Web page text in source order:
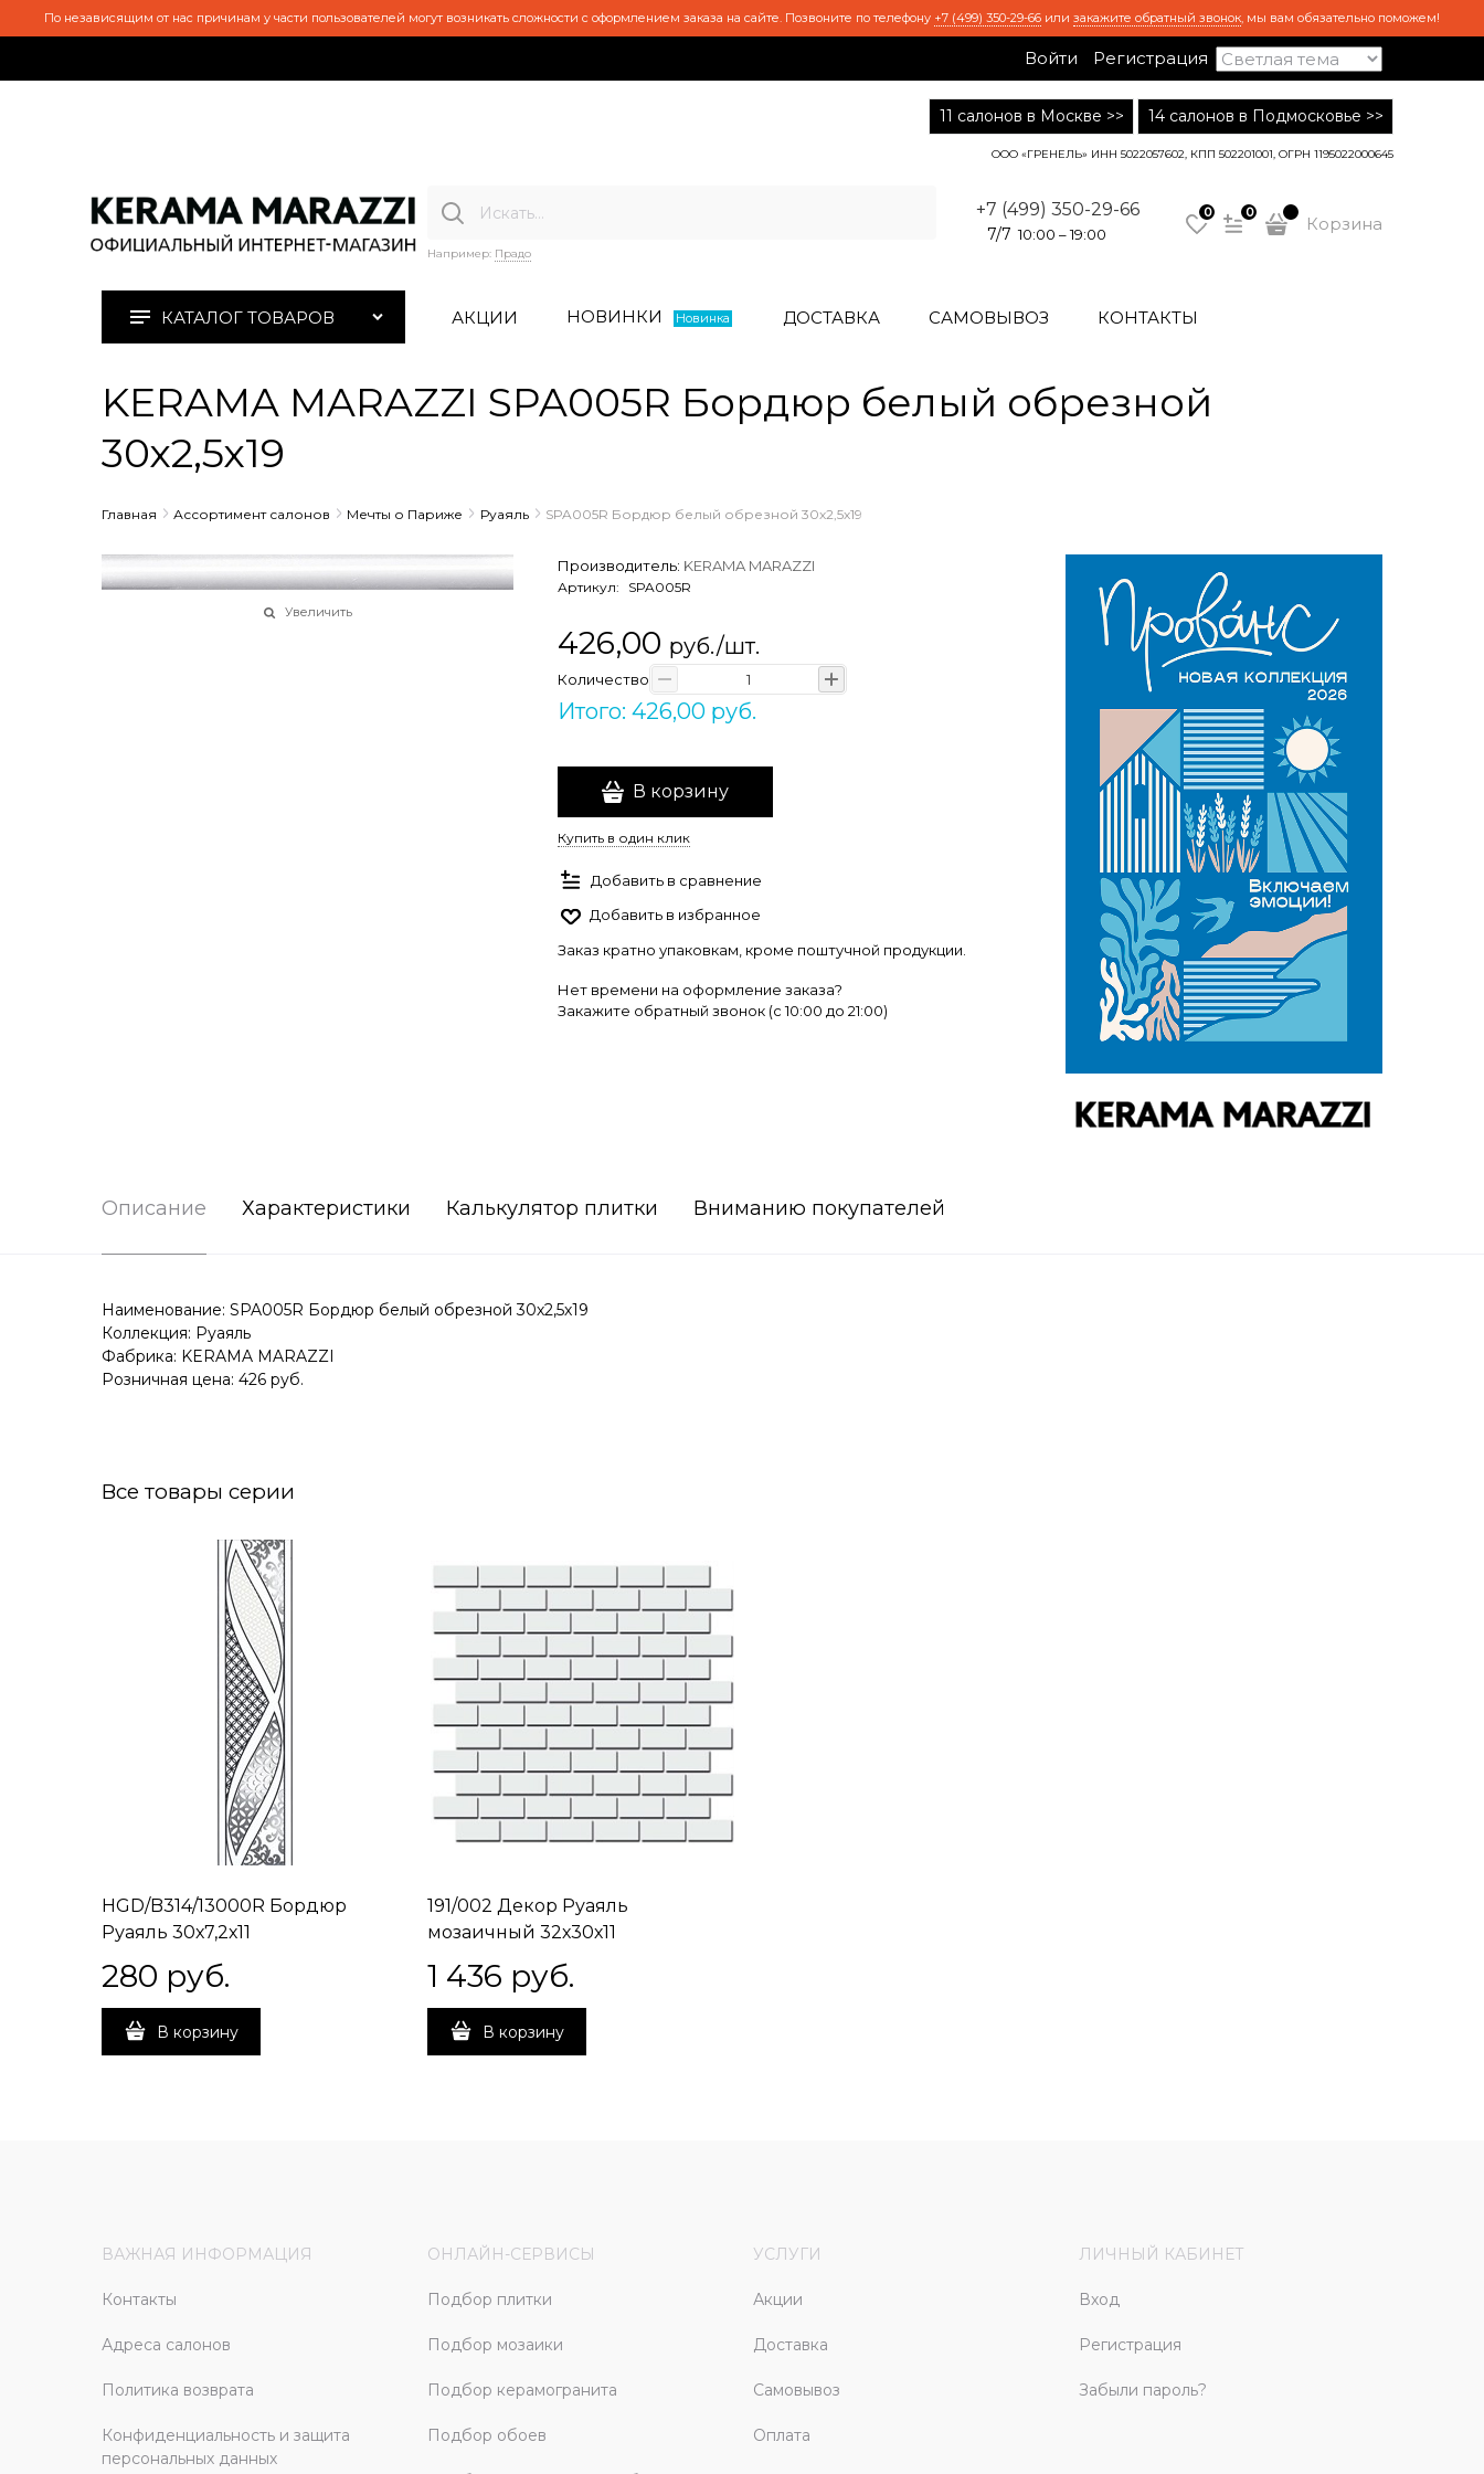
По независящим от нас причинам у части пользователей могут возникать сложности с оформлением заказа на сайте. Позвоните по телефону +7 (499) 350-29-66 или закажите обратный звонок, мы вам обязательно поможем!
Войти Регистрация
11 салонов в Москве >> 14 салонов в Подмосковье >>
ООО «ГРЕНЕЛЬ» ИНН 5022057602, КПП 502201001, ОГРН 1195022000645
Например: Прадо
+7 (499) 350-29-66
7/7 10:00 – 19:00
0 0
Корзина
КАТАЛОГ ТОВАРОВ АКЦИИ НОВИНКИ Новинка ДОСТАВКА САМОВЫВОЗ КОНТАКТЫ
KERAMA MARAZZI SPA005R Бордюр белый обрезной
30х2,5х19
Главная Ассортимент салонов Мечты о Париже Руаяль SPA005R Бордюр белый обрезной 30х2,5х19
Увеличить
Производитель: KERAMA MARAZZI
Артикул: SPA005R
426,00 руб./шт.
Количество
Итого: 426,00 руб.
В корзину
Купить в один клик
Добавить в сравнение
Добавить в избранное
Заказ кратно упаковкам, кроме поштучной продукции.
Нет времени на оформление заказа?
Закажите обратный звонок (c 10:00 до 21:00)
Описание Характеристики Калькулятор плитки Вниманию покупателей
Наименование: SPA005R Бордюр белый обрезной 30х2,5х19
Коллекция: Руаяль
Фабрика: KERAMA MARAZZI
Розничная цена: 426 руб.
Все товары серии
HGD/B314/13000R Бордюр
Руаяль 30х7,2х11
280 руб.
В корзину
191/002 Декор Руаяль
мозаичный 32х30х11
1 436 руб.
В корзину
ВАЖНАЯ ИНФОРМАЦИЯ
Контакты
Адреса салонов
Политика возврата
Конфиденциальность и защита
персональных данных
ОНЛАЙН-СЕРВИСЫ
Подбор плитки
Подбор мозаики
Подбор керамогранита
Подбор обоев
УСЛУГИ
Акции
Доставка
Самовывоз
Оплата
ЛИЧНЫЙ КАБИНЕТ
Вход
Регистрация
Забыли пароль?